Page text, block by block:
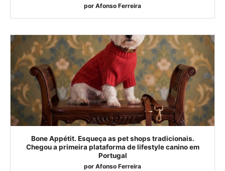
por Afonso Ferreira
Bone Appétit. Esqueça as pet shops tradicionais.
Chegou a primeira plataforma de lifestyle canino em
Portugal
por Afonso Ferreira